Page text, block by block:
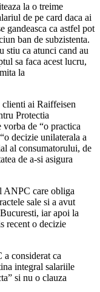
la o treime
de pe card daca ai
gandeasca ca astfel pot
ban de subzistenta.
stiu ca atunci cand au
sa faca acest lucru,
la
clienti ai Raiffeisen
Protectia
de “o practica
decizie unilaterala a
al consumatorului, de
de a-si asigura
ANPC care obliga
sale si a avut
iar apoi la
recent o decizie
a considerat ca
integral salariile
si nu o clauza